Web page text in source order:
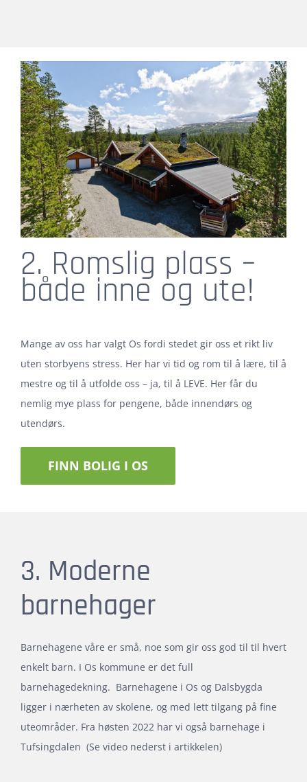
2. Romslig plass –
både inne og ute!
Mange av oss har valgt Os fordi stedet gir oss et rikt liv
uten storbyens stress. Her har vi tid og rom til å lære, til å
mestre og til å utfolde oss – ja, til å LEVE. Her får du
nemlig mye plass for pengene, både innendørs og
utendørs.
FINN BOLIG I OS
3. Moderne
barnehager
Barnehagene våre er små, noe som gir oss god til til hvert
enkelt barn. I Os kommune er det full
barnehagedekning. Barnehagene i Os og Dalsbygda
ligger i nærheten av skolene, og med lett tilgang på fine
uteområder. Fra høsten 2022 har vi også barnehage i
Tufsingdalen (Se video nederst i artikkelen)